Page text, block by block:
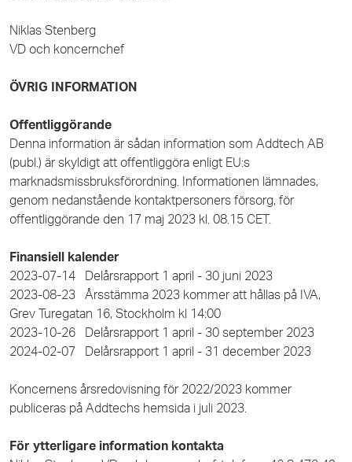
Niklas Stenberg
VD och koncernchef
ÖVRIG INFORMATION
Offentliggörande
Denna information är sådan information som Addtech AB
(publ.) är skyldigt att offentliggöra enligt EU:s
marknadsmissbruksförordning. Informationen lämnades,
genom nedanstående kontaktpersoners försorg, för
offentliggörande den 17 maj 2023 kl. 08.15 CET.
Finansiell kalender
2023-07-14 Delårsrapport 1 april - 30 juni 2023
2023-08-23 Årsstämma 2023 kommer att hållas på IVA,
Grev Turegatan 16, Stockholm kl 14:00
2023-10-26 Delårsrapport 1 april - 30 september 2023
2024-02-07 Delårsrapport 1 april - 31 december 2023
Koncernens årsredovisning för 2022/2023 kommer
publiceras på Addtechs hemsida i juli 2023.
För ytterligare information kontakta